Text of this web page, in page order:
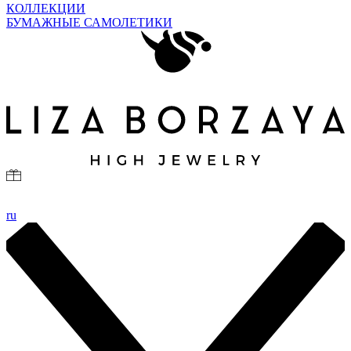
КОЛЛЕКЦИИ
БУМАЖНЫЕ САМОЛЕТИКИ
ru